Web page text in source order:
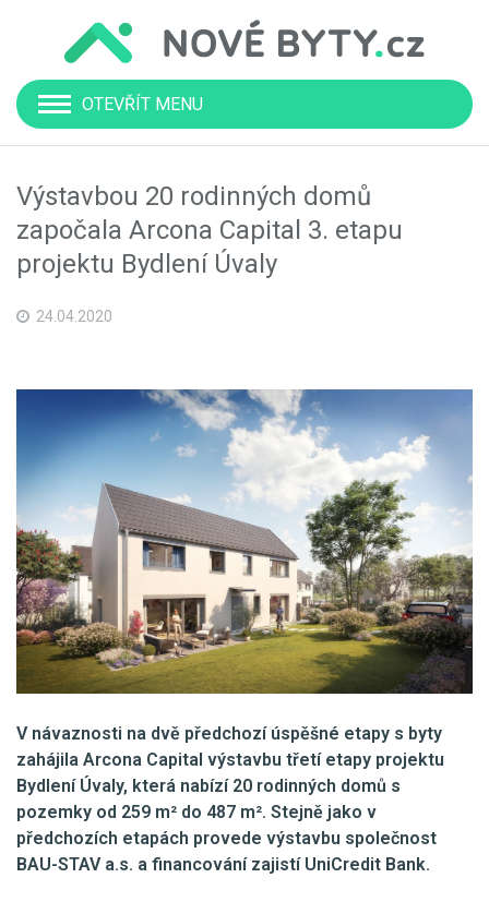
OTEVŘÍT MENU
Výstavbou 20 rodinných domů
započala Arcona Capital 3. etapu
projektu Bydlení Úvaly
24.04.2020
V návaznosti na dvě předchozí úspěšné etapy s byty
zahájila Arcona Capital výstavbu třetí etapy projektu
Bydlení Úvaly, která nabízí 20 rodinných domů s
pozemky od 259 m² do 487 m². Stejně jako v
předchozích etapách provede výstavbu společnost
BAU-STAV a.s. a financování zajistí UniCredit Bank.